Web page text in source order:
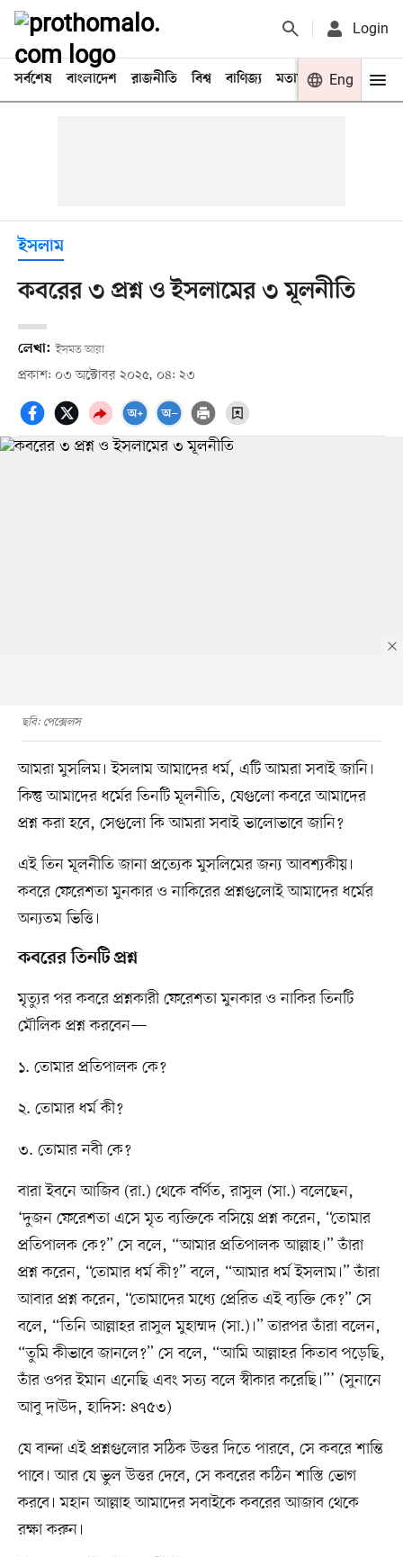
Login
সর্বশেষ বাংলাদেশ রাজনীতি বিশ্ব বাণিজ্য মতামত খেলা
Eng
ইসলাম
কবরের ৩ প্রশ্ন ও ইসলামের ৩ মূলনীতি
লেখা: ইসমত আরা
প্রকাশ: ০৩ অক্টোবর ২০২৫, ০৪: ২৩
ছবি: পেক্সেলস
আমরা মুসলিম। ইসলাম আমাদের ধর্ম, এটি আমরা সবাই জানি।
কিন্তু আমাদের ধর্মের তিনটি মূলনীতি, যেগুলো কবরে আমাদের
প্রশ্ন করা হবে, সেগুলো কি আমরা সবাই ভালোভাবে জানি?
এই তিন মূলনীতি জানা প্রত্যেক মুসলিমের জন্য আবশ্যকীয়।
কবরে ফেরেশতা মুনকার ও নাকিরের প্রশ্নগুলোই আমাদের ধর্মের
অন্যতম ভিত্তি।
কবরের তিনটি প্রশ্ন
মৃত্যুর পর কবরে প্রশ্নকারী ফেরেশতা মুনকার ও নাকির তিনটি
মৌলিক প্রশ্ন করবেন—
১. তোমার প্রতিপালক কে?
২. তোমার ধর্ম কী?
৩. তোমার নবী কে?
বারা ইবনে আজিব (রা.) থেকে বর্ণিত, রাসুল (সা.) বলেছেন,
‘দুজন ফেরেশতা এসে মৃত ব্যক্তিকে বসিয়ে প্রশ্ন করেন, “তোমার
প্রতিপালক কে?” সে বলে, “আমার প্রতিপালক আল্লাহ।” তাঁরা
প্রশ্ন করেন, “তোমার ধর্ম কী?” বলে, “আমার ধর্ম ইসলাম।” তাঁরা
আবার প্রশ্ন করেন, “তোমাদের মধ্যে প্রেরিত এই ব্যক্তি কে?” সে
বলে, “তিনি আল্লাহর রাসুল মুহাম্মদ (সা.)।” তারপর তাঁরা বলেন,
“তুমি কীভাবে জানলে?” সে বলে, “আমি আল্লাহর কিতাব পড়েছি,
তাঁর ওপর ইমান এনেছি এবং সত্য বলে স্বীকার করেছি।”’ (সুনানে
আবু দাউদ, হাদিস: ৪৭৫৩)
যে বান্দা এই প্রশ্নগুলোর সঠিক উত্তর দিতে পারবে, সে কবরে শান্তি
পাবে। আর যে ভুল উত্তর দেবে, সে কবরের কঠিন শাস্তি ভোগ
করবে। মহান আল্লাহ আমাদের সবাইকে কবরের আজাব থেকে
রক্ষা করুন।